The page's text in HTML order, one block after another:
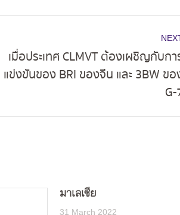
เมื่อประเทศ CLMVT ต้องเผชิญกับกา
แข่งขันของ BRI ของจีน และ 3BW ขอ
มาเลเซีย
31 March 2022